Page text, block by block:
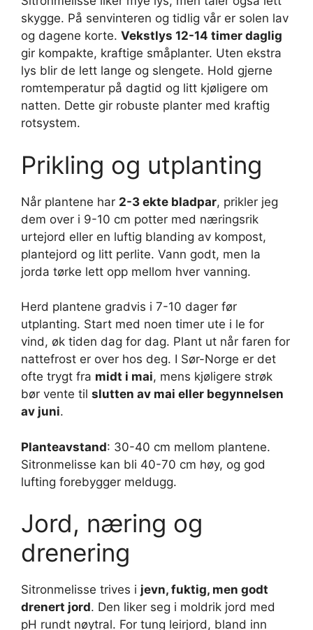
skygge. På senvinteren og tidlig vår er solen lav
og dagene korte. Vekstlys 12-14 timer daglig
gir kompakte, kraftige småplanter. Uten ekstra
lys blir de lett lange og slengete. Hold gjerne
romtemperatur på dagtid og litt kjøligere om
natten. Dette gir robuste planter med kraftig
rotsystem.
Prikling og utplanting
Når plantene har 2-3 ekte bladpar, prikler jeg
dem over i 9-10 cm potter med næringsrik
urtejord eller en luftig blanding av kompost,
plantejord og litt perlite. Vann godt, men la
jorda tørke lett opp mellom hver vanning.
Herd plantene gradvis i 7-10 dager før
utplanting. Start med noen timer ute i le for
vind, øk tiden dag for dag. Plant ut når faren for
nattefrost er over hos deg. I Sør-Norge er det
ofte trygt fra midt i mai, mens kjøligere strøk
bør vente til slutten av mai eller begynnelsen
av juni.
Planteavstand: 30-40 cm mellom plantene.
Sitronmelisse kan bli 40-70 cm høy, og god
lufting forebygger meldugg.
Jord, næring og
drenering
Sitronmelisse trives i jevn, fuktig, men godt
drenert jord. Den liker seg i moldrik jord med
pH rundt nøytral. For tung leirjord, bland inn